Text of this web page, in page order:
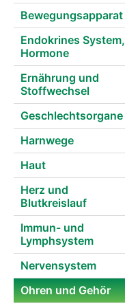
Bewegungsapparat
Endokrines System,
Hormone
Ernährung und
Stoffwechsel
Geschlechtsorgane
Harnwege
Haut
Herz und
Blutkreislauf
Immun- und
Lymphsystem
Nervensystem
Ohren und Gehör